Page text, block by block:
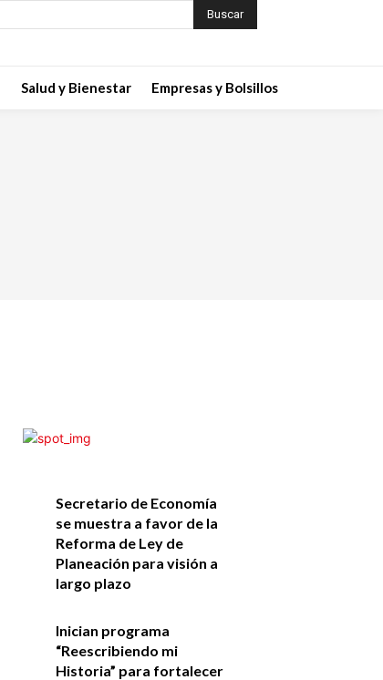
Buscar
Salud y Bienestar Empresas y Bolsillos
Secretario de Economía
se muestra a favor de la
Reforma de Ley de
Planeación para visión a
largo plazo
Inician programa
“Reescribiendo mi
Historia” para fortalecer